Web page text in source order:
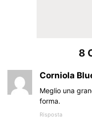
8
Corniola
Meglio una
forma.
Risposta